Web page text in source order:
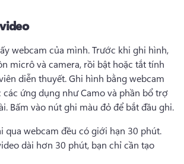
webcam của mình. Trước khi ghi hình,
micrô và camera, rồi bật hoặc tắt tính
diễn thuyết. Ghi hình bằng webcam
các ứng dụng như Camo và phần bổ trợ
dài hơn 30 phút, bạn chỉ cần tạo